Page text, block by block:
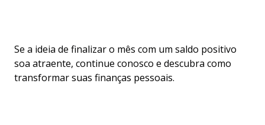
Se a ideia de finalizar o mês com um saldo positivo
soa atraente, continue conosco e descubra como
transformar suas finanças pessoais.